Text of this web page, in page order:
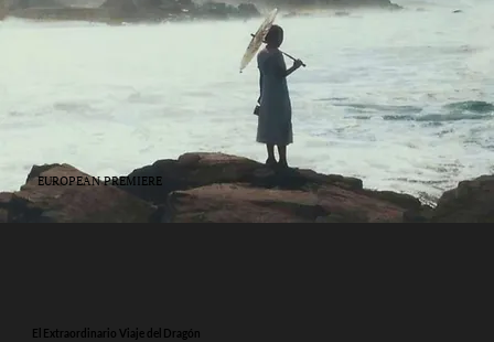
El Extraordinario Viaje del Dragón
EUROPEAN PREMIERE